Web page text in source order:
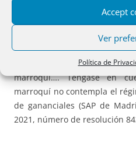
Accept
Ver
Política de
matrimonial de la
regulado en el Código Civil
norma de conflicto española
rigen, en primer lugar, por la
de contraerlo, y a esa fecha,
marroquí…. Téngase en
marroquí no contempla el
de gananciales (SAP de
2021, número de resolución